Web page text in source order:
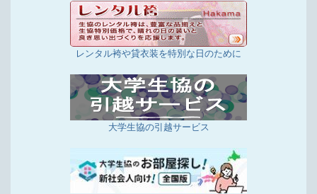
レンタル袴や貸衣装を特別な日のために
大学生協の引越サービス